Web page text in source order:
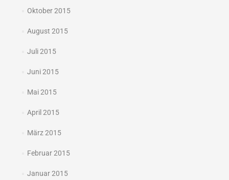
Oktober 2015
August 2015
Juli 2015
Juni 2015
Mai 2015
April 2015
März 2015
Februar 2015
Januar 2015